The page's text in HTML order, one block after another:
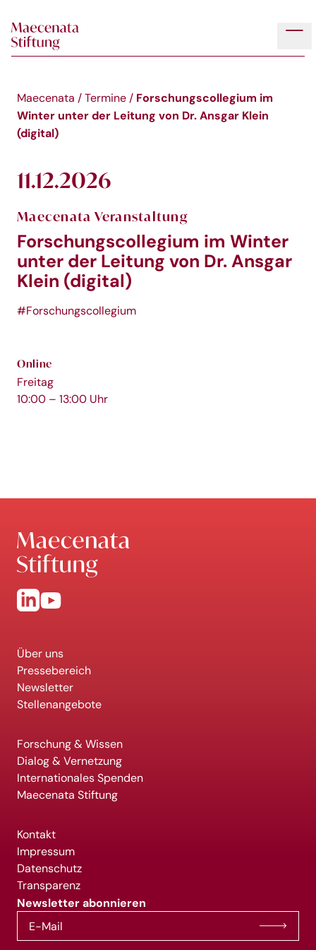
Maecenata / Termine / Forschungscollegium im
Winter unter der Leitung von Dr. Ansgar Klein
(digital)
11.12.2026
Maecenata Veranstaltung
Forschungscollegium im Winter
unter der Leitung von Dr. Ansgar
Klein (digital)
#Forschungscollegium
Online
Freitag
10:00 – 13:00 Uhr
Über uns
Pressebereich
Newsletter
Stellenangebote
Forschung & Wissen
Dialog & Vernetzung
Internationales Spenden
Maecenata Stiftung
Kontakt
Impressum
Datenschutz
Transparenz
Newsletter abonnieren